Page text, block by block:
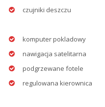
czujniki deszczu
komputer pokladowy
nawigacja satelitarna
podgrzewane fotele
regulowana kierownica